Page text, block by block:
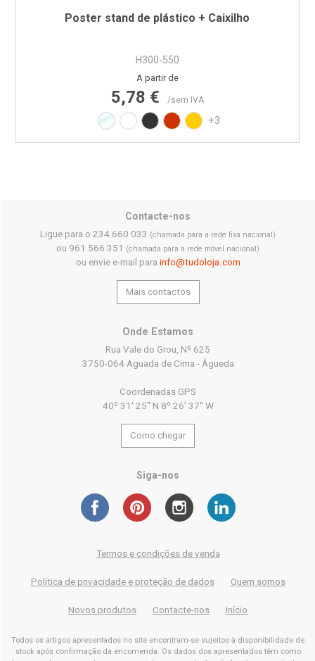
Poster stand de plástico + Caixilho
H300-550
Preço
A partir de
5,78 € /sem IVA
Transparente
Branco RAL9010
Preto RAL9017
Vermelho RAL3020
Amarelo RAL1021
+3
Contacte-nos
Ligue para o 234 660 033 (chamada para a rede fixa nacional)
ou 961 566 351 (chamada para a rede móvel nacional)
ou envie e-mail para info@tudoloja.com
Mais contactos
Onde Estamos
Rua Vale do Grou, Nº 625
3750-064 Aguada de Cima - Águeda
Coordenadas GPS
40º 31' 25'' N 8º 26' 37'' W
Como chegar
Siga-nos
Termos e condições de venda
Política de privacidade e proteção de dados Quem somos
Novos produtos Contacte-nos Início
Todos os artigos apresentados no site encontram-se sujeitos à disponibilidade de
stock após confirmação da encomenda. Os dados dos apresentados têm como